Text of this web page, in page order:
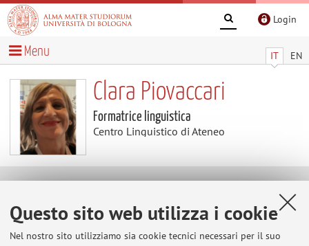
Questo sito web utilizza i cookie
Nel nostro sito utilizziamo sia cookie tecnici necessari per il suo
Login
IT EN
Menu
Clara Piovaccari
Formatrice linguistica
Centro Linguistico di Ateneo